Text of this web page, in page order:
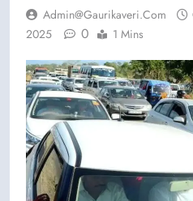
Admin@gaurikaveri.com
2025
0 1 Mins